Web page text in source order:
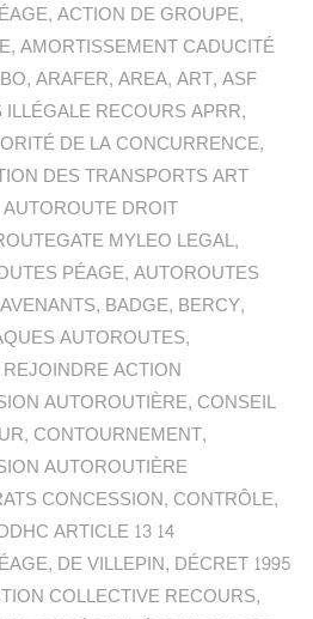
,ACTION DE GROUPE,
,AMORTISSEMENT CADUCITÉ
,ARAFER,AREA,ART,ASF
RECOURS APRR,
DE LA CONCURRENCE,
DES TRANSPORTS ART
AUTOROUTE DROIT
MYLEO LEGAL,
PÉAGE,AUTOROUTES
AVENANTS, BADGE, BERCY,
AUTOROUTES,
ACTION
AUTOROUTIÈRE, CONSEIL
, CONTOURNEMENT,
AUTOROUTIÈRE
CONCESSION, CONTRÔLE,
ARTICLE 13 14
, DE VILLEPIN, DÉCRET 1995
COLLECTIVE RECOURS,